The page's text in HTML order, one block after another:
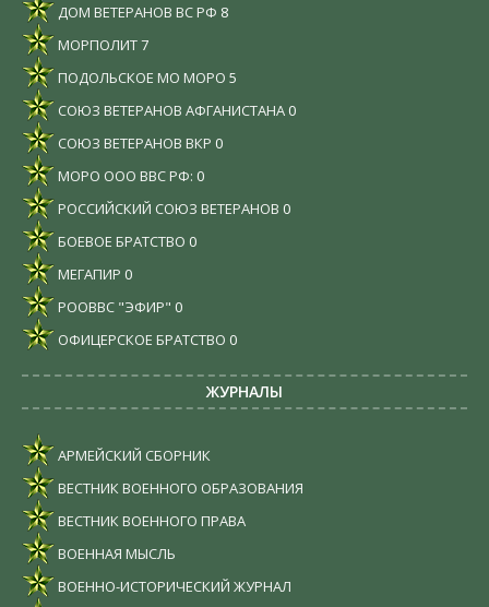
ДОМ ВЕТЕРАНОВ ВС РФ 8
МОРПОЛИТ7
ПОДОЛЬСКОЕ МО МОРО 5
СОЮЗ ВЕТЕРАНОВ АФГАНИСТАНА 0
СОЮЗ ВЕТЕРАНОВ ВКР 0
МОРО ООО ВВС РФ: 0
РОССИЙСКИЙ СОЮЗ ВЕТЕРАНОВ 0
БОЕВОЕ БРАТСТВО 0
МЕГАПИР 0
РООВВС "ЭФИР" 0
ОФИЦЕРСКОЕ БРАТСТВО 0
ЖУРНАЛЫ
АРМЕЙСКИЙ СБОРНИК
ВЕСТНИК ВОЕННОГО ОБРАЗОВАНИЯ
ВЕСТНИК ВОЕННОГО ПРАВА
ВОЕННАЯ МЫСЛЬ
ВОЕННО-ИСТОРИЧЕСКИЙ ЖУРНАЛ